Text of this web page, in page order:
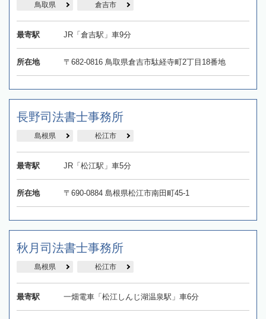
鳥取県 倉吉市
最寄駅 JR「倉吉駅」車9分
所在地 〒682-0816 鳥取県倉吉市駄経寺町2丁目18番地
長野司法書士事務所
島根県 松江市
最寄駅 JR「松江駅」車5分
所在地 〒690-0884 島根県松江市南田町45-1
秋月司法書士事務所
島根県 松江市
最寄駅 一畑電車「松江しんじ湖温泉駅」車6分